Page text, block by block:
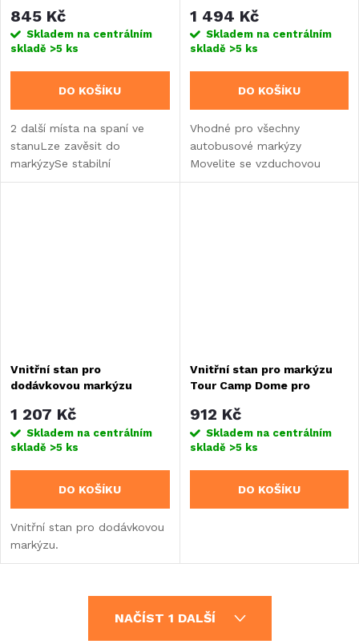
845 Kč
Skladem na centrálním
skladě >5 ks
DO KOŠÍKU
2 další místa na spaní ve
stanuLze zavěsit do
markýzySe stabilní
základnouMísto pro 2
1 494 Kč
Skladem na centrálním
skladě >5 ks
DO KOŠÍKU
Vhodné pro všechny
autobusové markýzy
Movelite se vzduchovou
technologiíMateriál: 480HDE
Vnitřní stan pro
dodávkovou markýzu
1 207 Kč
Skladem na centrálním
skladě >5 ks
DO KOŠÍKU
Vnitřní stan pro dodávkovou
markýzu.
Vnitřní stan pro markýzu
Tour Camp Dome pro
912 Kč
Skladem na centrálním
skladě >5 ks
DO KOŠÍKU
NAČÍST 1 DALŠÍ